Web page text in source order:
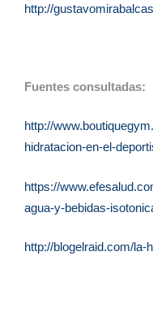
http://
Fuentes consultadas:
http://
hidratacion-en-el-
https://
agua-y-bebidas-
http://blogelraid.com/la-